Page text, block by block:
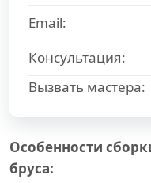
Email:
Консультация:
Вызвать мастера:
Особенности
бруса: